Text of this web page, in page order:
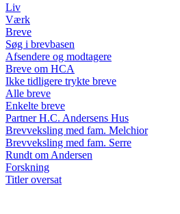
Liv
Værk
Breve
Søg i brevbasen
Afsendere og modtagere
Breve om HCA
Ikke tidligere trykte breve
Alle breve
Enkelte breve
Partner H.C. Andersens Hus
Brevveksling med fam. Melchior
Brevveksling med fam. Serre
Rundt om Andersen
Forskning
Titler oversat